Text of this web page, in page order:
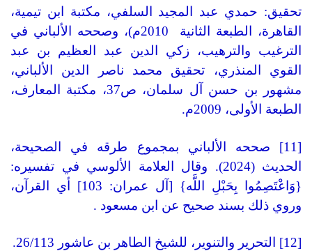
تحقيق: حمدي عبد المجيد السلفي، مكتبة ابن تيمية،
القاهرة، الطبعة الثانية 2010م)، وصححه الألباني في
الترغيب والترهيب، زكي الدين عبد العظيم بن عبد
القوي المنذري، تحقيق محمد ناصر الدين الألباني،
مشهور بن حسن آل سلمان، ص37، مكتبة المعارف،
الطبعة الأولى، 2009م.
[11] صححه الألباني بمجموع طرقه في الصحيحة،
الحديث (2024). وقال العلامة الألوسي في تفسيره:
{وَاعْتَصِمُوا بِحَبْلِ اللَّه} [آل عمران: 103]
أي القرآن،
وروي ذلك بسند صحيح عن ابن مسعود .
[12] التحرير والتنوير، للشيخ الطاهر بن عاشور 26/113.